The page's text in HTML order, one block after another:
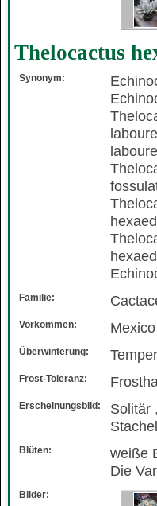
Thelocactus
Synonym:
Familie:
Vorkommen:
Überwinterung:
Frost-Toleranz:
Erscheinungsbild:
Solitär
Blüten:
weiße
Die
Bilder: